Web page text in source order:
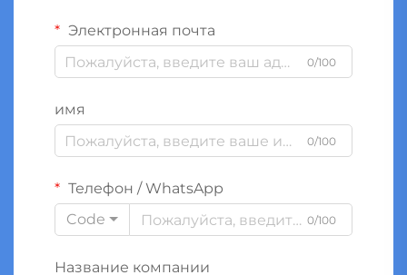
Электронная почта
0/100
имя
0/100
Телефон / WhatsApp
Code
0/100
Название компании